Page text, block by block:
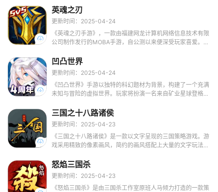
英魂之刃
更新时间：2025-04-24
《英魂之刃手游》，一款由福建网龙计算机网络信息技术有限
公司制作发行的MOBA手游，自公测以来便深受玩家喜爱。游
召唤各种英魂，共同捍卫英魂大陆的和平。
凹凸世界
更新时间：2025-04-24
《凹凸世界》手游以独特的科幻题材为背景，构建了一个充满
未知与冒险的虚拟世界。玩家将扮演一名来自矿业星球登格鲁
年前参赛未归的姐姐，报名参加凹凸大赛，踏上属于自己的征
战之路。在游戏中，玩家将作为见习天使与参赛者并肩作战，
共同探索隐藏在大赛背后的真相。
三国之十八路诸侯
更新时间：2025-04-23
《三国之十八路诸侯》是一款以文字呈现的三国策略游戏。游
戏采用精致的像素画风，简约的画风搭配上大量的文字玩法，
扮演一方诸侯，通过内政、外交、人事和军事四个层面的决
策，逐步壮大自己的势力，最终实现统一天下的目标。
怒焰三国杀
更新时间：2025-04-23
《怒焰三国杀》是由三国杀工作室原班人马倾力打造的一款策